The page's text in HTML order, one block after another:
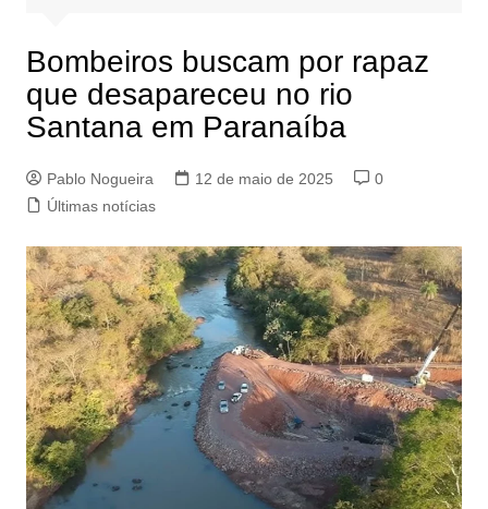
Bombeiros buscam por rapaz
que desapareceu no rio
Santana em Paranaíba
Pablo Nogueira 12 de maio de 2025
0
Últimas notícias